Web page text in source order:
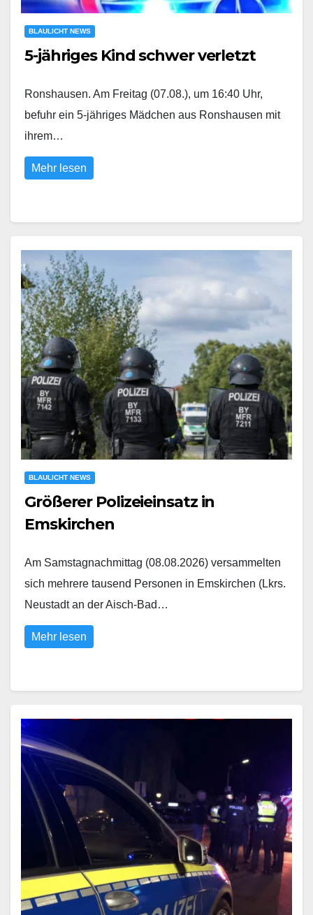
BLAULICHT NEWS
5-jähriges Kind schwer verletzt
Ronshausen. Am Freitag (07.08.), um 16:40 Uhr,
befuhr ein 5-jähriges Mädchen aus Ronshausen mit
ihrem…
Mehr lesen
BLAULICHT NEWS
Größerer Polizeieinsatz in
Emskirchen
Am Samstagnachmittag (08.08.2026) versammelten
sich mehrere tausend Personen in Emskirchen (Lkrs.
Neustadt an der Aisch-Bad…
Mehr lesen